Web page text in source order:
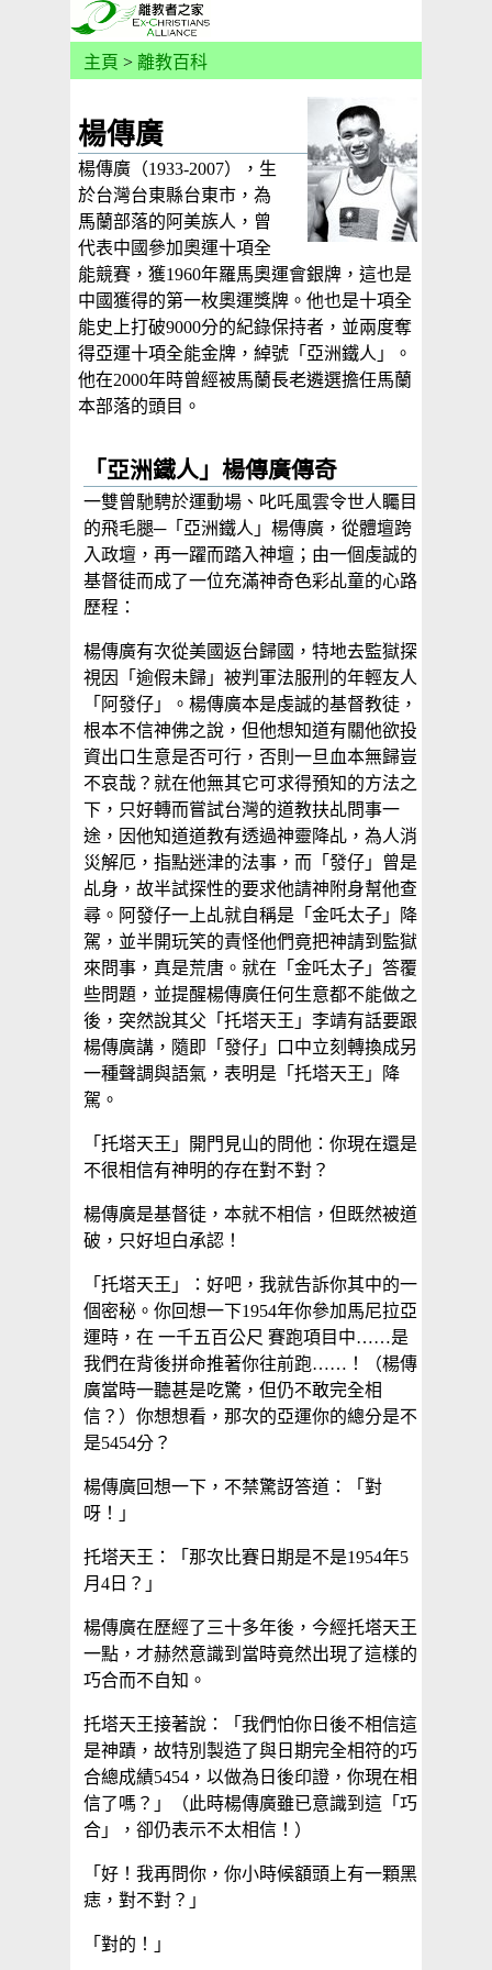
主頁 > 離教百科
楊傳廣
楊傳廣（1933-2007），生
於台灣台東縣台東市，為
馬蘭部落的阿美族人，曾
代表中國參加奧運十項全
能競賽，獲1960年羅馬奧運會銀牌，這也是
中國獲得的第一枚奧運獎牌。他也是十項全
能史上打破9000分的紀錄保持者，並兩度奪
得亞運十項全能金牌，綽號「亞洲鐵人」。
他在2000年時曾經被馬蘭長老遴選擔任馬蘭
本部落的頭目。
「亞洲鐵人」楊傳廣傳奇
一雙曾馳騁於運動場、叱吒風雲令世人矚目
的飛毛腿─「亞洲鐵人」楊傳廣，從體壇跨
入政壇，再一躍而踏入神壇；由一個虔誠的
基督徒而成了一位充滿神奇色彩乩童的心路
歷程：
楊傳廣有次從美國返台歸國，特地去監獄探
視因「逾假未歸」被判軍法服刑的年輕友人
「阿發仔」。楊傳廣本是虔誠的基督教徒，
根本不信神佛之說，但他想知道有關他欲投
資出口生意是否可行，否則一旦血本無歸豈
不哀哉？就在他無其它可求得預知的方法之
下，只好轉而嘗試台灣的道教扶乩問事一
途，因他知道道教有透過神靈降乩，為人消
災解厄，指點迷津的法事，而「發仔」曾是
乩身，故半試探性的要求他請神附身幫他查
尋。阿發仔一上乩就自稱是「金吒太子」降
駕，並半開玩笑的責怪他們竟把神請到監獄
來問事，真是荒唐。就在「金吒太子」答覆
些問題，並提醒楊傳廣任何生意都不能做之
後，突然說其父「托塔天王」李靖有話要跟
楊傳廣講，隨即「發仔」口中立刻轉換成另
一種聲調與語氣，表明是「托塔天王」降
駕。
「托塔天王」開門見山的問他：你現在還是
不很相信有神明的存在對不對？
楊傳廣是基督徒，本就不相信，但既然被道
破，只好坦白承認！
「托塔天王」：好吧，我就告訴你其中的一
個密秘。你回想一下1954年你參加馬尼拉亞
運時，在 一千五百公尺 賽跑項目中……是
我們在背後拼命推著你往前跑……！（楊傳
廣當時一聽甚是吃驚，但仍不敢完全相
信？）你想想看，那次的亞運你的總分是不
是5454分？
楊傳廣回想一下，不禁驚訝答道：「對
呀！」
托塔天王：「那次比賽日期是不是1954年5
月4日？」
楊傳廣在歷經了三十多年後，今經托塔天王
一點，才赫然意識到當時竟然出現了這樣的
巧合而不自知。
托塔天王接著說：「我們怕你日後不相信這
是神蹟，故特別製造了與日期完全相符的巧
合總成績5454，以做為日後印證，你現在相
信了嗎？」（此時楊傳廣雖已意識到這「巧
合」，卻仍表示不太相信！）
「好！我再問你，你小時候額頭上有一顆黑
痣，對不對？」
「對的！」